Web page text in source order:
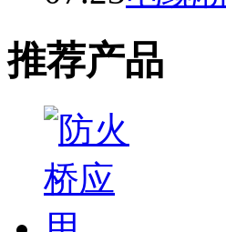
推荐产品